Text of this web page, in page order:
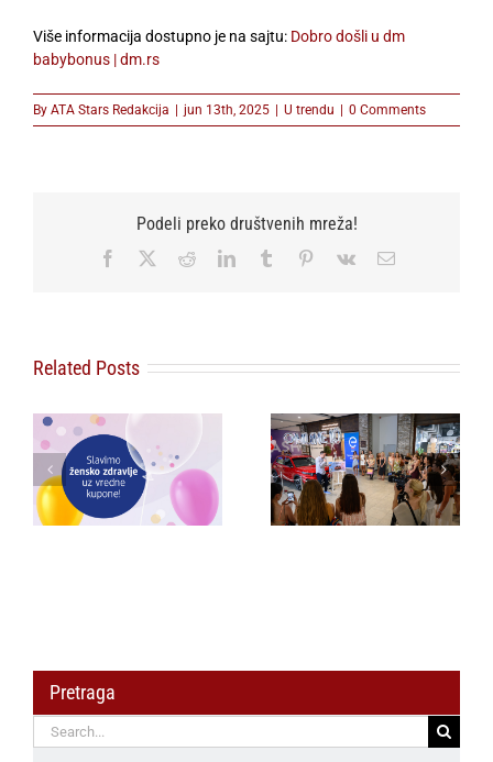
Više informacija dostupno je na sajtu: Dobro došli u dm
babybonus | dm.rs
By ATA Stars Redakcija jun 13th, 2025 U trendu 0 Comments
Podeli preko društvenih mreža!
Facebook RedditLinkedInTumblr Pinterest
Vk Email
Related Posts
Lilly Drogerie
proslavile 10. online
rođendan, uručile
automobil Citroën
C3 i najavile
saradnju sa
„Ljubav pobeđuje” –
poruka koja zbunjuje
javnost osvanula
širom regiona
Pretraga
Search
for: